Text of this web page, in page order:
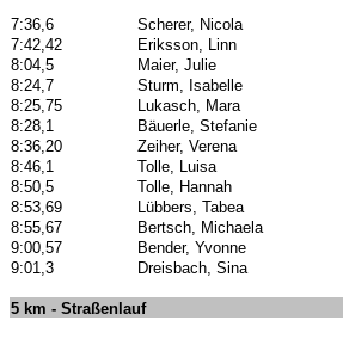
7:36,6 Scherer, Nicola
7:42,42
Eriksson, Linn
8:04,5
Maier, Julie
8:24,7
Sturm, Isabelle
8:25,75
Lukasch, Mara
8:28,1
Bäuerle, Stefanie
8:36,20
Zeiher, Verena
8:46,1
Tolle, Luisa
8:50,5
Tolle, Hannah
8:53,69
Lübbers, Tabea
8:55,67
Bertsch, Michaela
9:00,57
Bender, Yvonne
9:01,3
Dreisbach, Sina
5 km - Straßenlauf